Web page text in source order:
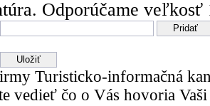
Odporúčame veľkosť
Turisticko-informačná
vedieť čo o Vás hovoria